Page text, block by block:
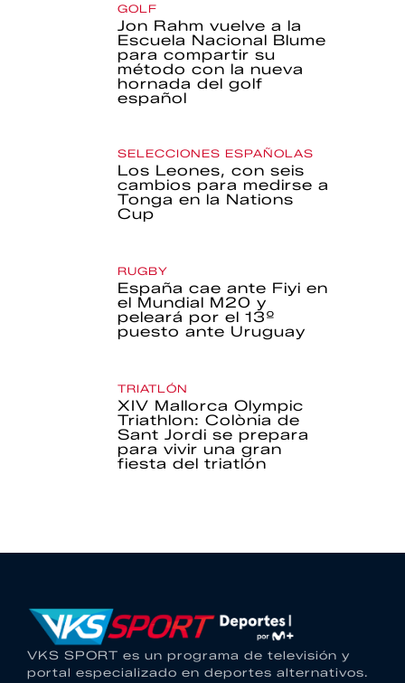
GOLF
Jon Rahm vuelve a la
Escuela Nacional Blume
para compartir su
método con la nueva
hornada del golf
español
SELECCIONES ESPAÑOLAS
Los Leones, con seis
cambios para medirse a
Tonga en la Nations
Cup
RUGBY
España cae ante Fiyi en
el Mundial M20 y
peleará por el 13º
puesto ante Uruguay
TRIATLÓN
XIV Mallorca Olympic
Triathlon: Colònia de
Sant Jordi se prepara
para vivir una gran
fiesta del triatlón
VKS SPORT es un programa de televisión y
portal especializado en deportes alternativos.